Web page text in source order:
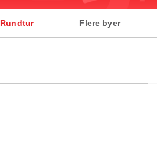
Rundtur Flere byer